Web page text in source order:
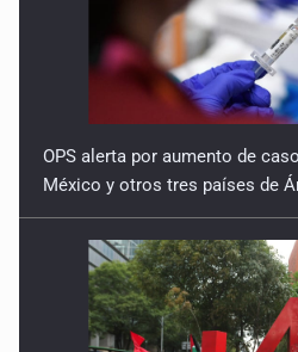
OPS alerta por aumento de
México y otros tres países de